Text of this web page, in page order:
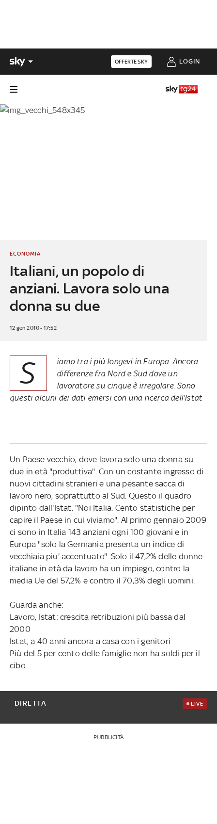
OFFERTE SKY LOGIN
Italiani, un popolo di
anziani. Lavora solo una
donna su due
ECONOMIA
12 gen 2010 - 17:52
S
iamo tra i più longevi in Europa. Ancora
differenze fra Nord e Sud dove un
lavoratore su cinque è irregolare. Sono
questi alcuni dei dati emersi con una ricerca dell'Istat
Un Paese vecchio, dove lavora solo una donna su
due in età "produttiva". Con un costante ingresso di
nuovi cittadini stranieri e una pesante sacca di
lavoro nero, soprattutto al Sud. Questo il quadro
dipinto dall'Istat. "Noi Italia. Cento statistiche per
capire il Paese in cui viviamo". Al primo gennaio 2009
ci sono in Italia 143 anziani ogni 100 giovani e in
Europa "solo la Germania presenta un indice di
vecchiaia piu' accentuato". Solo il 47,2% delle donne
italiane in età da lavoro ha un impiego, contro la
media Ue del 57,2% e contro il 70,3% degli uomini.
Guarda anche:
Lavoro, Istat: crescita retribuzioni più bassa dal
2000
Istat, a 40 anni ancora a casa con i genitori
Più del 5 per cento delle famiglie non ha soldi per il
cibo
DIRETTA LIVE
PUBBLICITÀ